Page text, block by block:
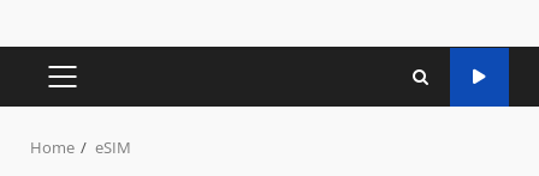
PRIMARY
Home eSIM